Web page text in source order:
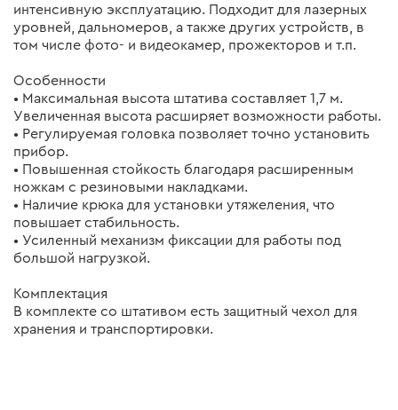
интенсивную эксплуатацию. Подходит для лазерных
уровней, дальномеров, а также других устройств, в
том числе фото- и видеокамер, прожекторов и т.п.
Особенности
• Максимальная высота штатива составляет 1,7 м.
Увеличенная высота расширяет возможности работы.
• Регулируемая головка позволяет точно установить
прибор.
• Повышенная стойкость благодаря расширенным
ножкам с резиновыми накладками.
• Наличие крюка для установки утяжеления, что
повышает стабильность.
• Усиленный механизм фиксации для работы под
большой нагрузкой.
Комплектация
В комплекте со штативом есть защитный чехол для
хранения и транспортировки.